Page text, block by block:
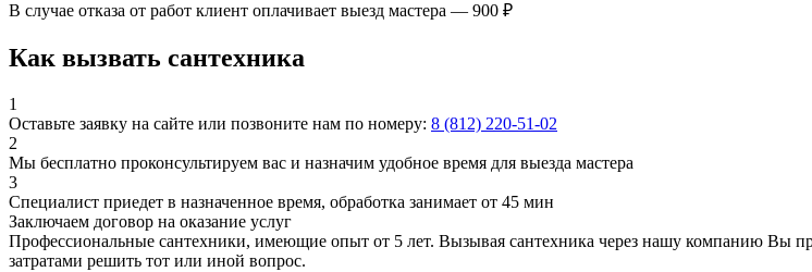
В случае отказа от работ клиент оплачивает выезд мастера — 900 ₽
Как вызвать сантехника
1
Оставьте заявку на сайте или позвоните нам по номеру: 8 (812) 220-51-02
2
Мы бесплатно проконсультируем вас и назначим удобное время для выезда мастера
3
Специалист приедет в назначенное время, обработка занимает от 45 мин
Заключаем договор на оказание услуг
Профессиональные сантехники, имеющие опыт от 5 лет. Вызывая сантехника через нашу компанию Вы
затратами решить тот или иной вопрос.